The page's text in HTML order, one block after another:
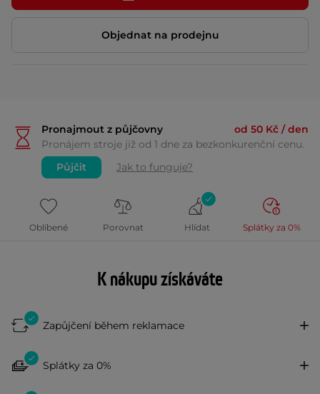
Objednat na prodejnu
od 50 Kč / den
Pronajmout z půjčovny
Pronájem stroje již od 1 dne za bezkonkurenční cenu.
Půjčit
Jak to funguje?
Oblíbené Porovnat Hlídat Splátky za 0%
K nákupu získáváte
Zapůjčení během reklamace
Splátky za 0%